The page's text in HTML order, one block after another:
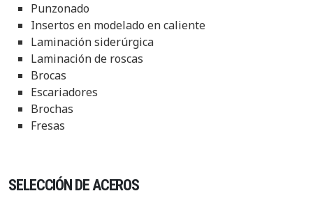
Punzonado
Insertos en modelado en caliente
Laminación siderúrgica
Laminación de roscas
Brocas
Escariadores
Brochas
Fresas
SELECCIÓN DE ACEROS